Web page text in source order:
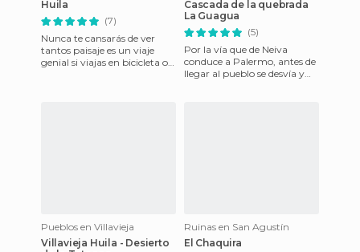
Huila
(7)
Nunca te cansarás de ver
tantos paisaje es un viaje
genial si viajas en bicicleta o
Cascada de la quebrada
La Guagua
(5)
Por la vía que de Neiva
conduce a Palermo, antes de
llegar al pueblo se desvía y
Pueblos en Villavieja
Villavieja Huila - Desierto
Ruinas en San Agustín
El Chaquira